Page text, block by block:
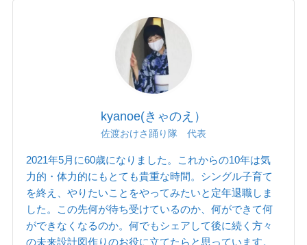
kyanoe(きゃのえ）
佐渡おけさ踊り隊 代表
2021年5月に60歳になりました。これからの10年は気
力的・体力的にもとても貴重な時間。シングル子育て
を終え、やりたいことをやってみたいと定年退職しま
した。この先何が待ち受けているのか、何ができて何
ができなくなるのか。何でもシェアして後に続く方々
の未来設計図作りのお役に立てたらと思っています。